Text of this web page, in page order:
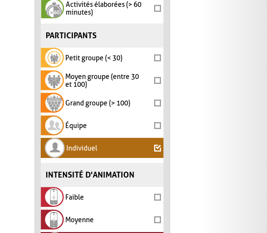
Activités élaborées (> 60
minutes)
PARTICIPANTS
Petit groupe (< 30)
Moyen groupe (entre 30
et 100)
Grand groupe (> 100)
Équipe
Individuel
INTENSITÉ D'ANIMATION
Faible
Moyenne